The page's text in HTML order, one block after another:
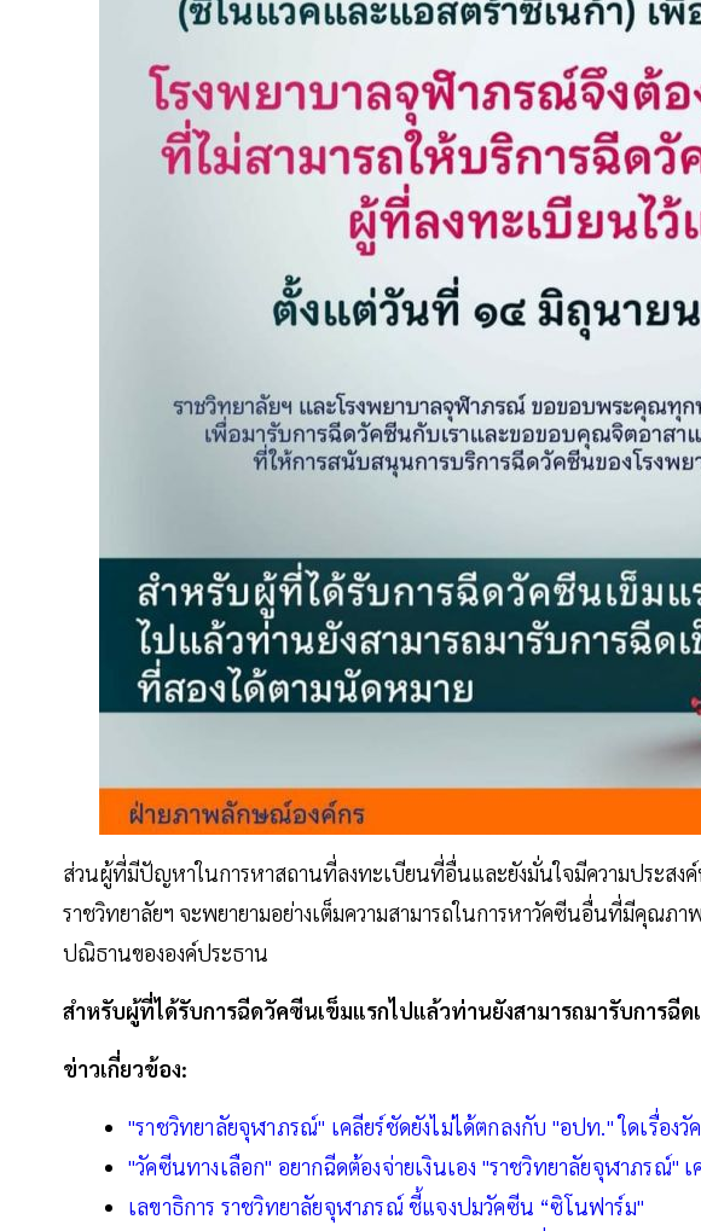
ส่วนผู้ที่มีปัญหาในการหาสถานที่ลงทะเบียนที่อื่นและยังมั่นใจมีความประสง
ราชวิทยาลัยฯ จะพยายามอย่างเต็มความสามารถในการหาวัคซีนอื่นที่มีคุณภ
ปณิธานขององค์ประธาน
สำหรับผู้ที่ได้รับการฉีดวัคซีนเข็มแรกไปแล้วท่านยังสามารถมารับการฉี
ข่าวเกี่ยวข้อง:
"ราชวิทยาลัยจุฬาภรณ์" เคลียร์ชัดยังไม่ได้ตกลงกับ "อปท." ใดเรื่องวั
"วัคซีนทางเลือก" อยากฉีดต้องจ่ายเงินเอง "ราชวิทยาลัยจุฬาภรณ์" เ
เลขาธิการ ราชวิทยาลัยจุฬาภรณ์​ ชี้แจงปมวัคซีน “ซิโนฟาร์ม"